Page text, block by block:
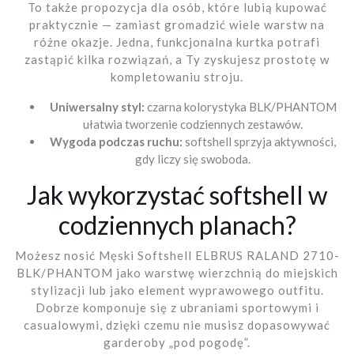
To także propozycja dla osób, które lubią kupować
praktycznie — zamiast gromadzić wiele warstw na
różne okazje. Jedna, funkcjonalna kurtka potrafi
zastąpić kilka rozwiązań, a Ty zyskujesz prostotę w
kompletowaniu stroju.
Uniwersalny styl: czarna kolorystyka BLK/PHANTOM
ułatwia tworzenie codziennych zestawów.
Wygoda podczas ruchu: softshell sprzyja aktywności,
gdy liczy się swoboda.
Jak wykorzystać softshell w
codziennych planach?
Możesz nosić Męski Softshell ELBRUS RALAND 2710-
BLK/PHANTOM jako warstwę wierzchnią do miejskich
stylizacji lub jako element wyprawowego outfitu.
Dobrze komponuje się z ubraniami sportowymi i
casualowymi, dzięki czemu nie musisz dopasowywać
garderoby „pod pogodę”.